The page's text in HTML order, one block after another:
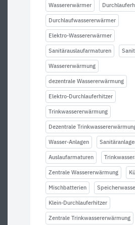
Wassererwärmer
Durchlaufwassererwärmer
Elektro-Wassererwärmer
Sanitärauslaufarmaturen
Wassererwärmung
dezentrale Wassererwärmung
Elektro-Durchlauferhitzer
Trinkwassererwärmung
Dezentrale
Wasser-Anlagen
Auslaufarmaturen
Zentrale Wassererwärmung
Mischbatterien
Klein-Durchlauferhitzer
Zentrale Trinkwassererwärmung